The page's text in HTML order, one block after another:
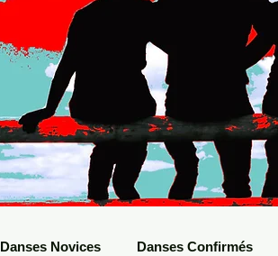
Danses Novices Danses Confirmés